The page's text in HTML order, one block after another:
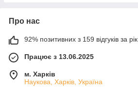
Про нас
92% позитивних з 159 відгуків за рік
Працює з 13.06.2025
м. Харків
Наукова, Харків, Україна